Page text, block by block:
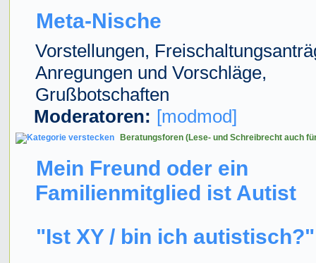
Meta-Nische
Vorstellungen,
Anregungen und Vorschläge,
Grußbotschaften
Moderatoren: [modmod]
Beratungsforen (Lese- und Schreibrecht auch
Mein Freund oder ein
Familienmitglied ist Autist
"Ist XY / bin ich autistisch?"